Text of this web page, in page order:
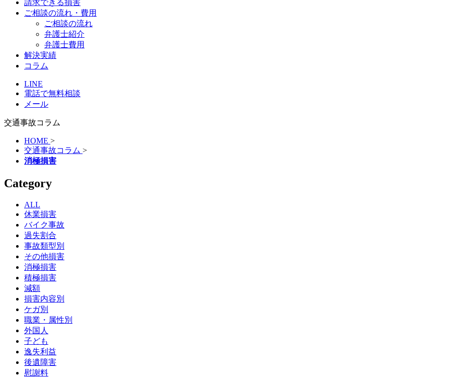
請求できる損害
ご相談の流れ・費用
ご相談の流れ
弁護士紹介
弁護士費用
解決実績
コラム
LINE
電話で無料相談
メール
交通事故コラム
HOME >
交通事故コラム >
消極損害
Category
ALL
休業損害
バイク事故
過失割合
事故類型別
その他損害
消極損害
積極損害
減額
損害内容別
ケガ別
職業・属性別
外国人
子ども
逸失利益
後遺障害
慰謝料